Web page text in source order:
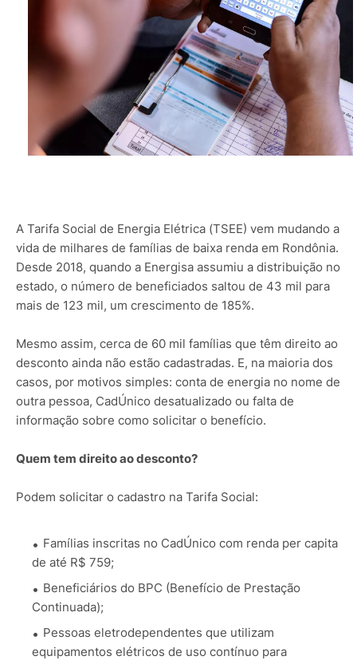
A Tarifa Social de Energia Elétrica (TSEE) vem mudando a
vida de milhares de famílias de baixa renda em Rondônia.
Desde 2018, quando a Energisa assumiu a distribuição no
estado, o número de beneficiados saltou de 43 mil para
mais de 123 mil, um crescimento de 185%.
Mesmo assim, cerca de 60 mil famílias que têm direito ao
desconto ainda não estão cadastradas. E, na maioria dos
casos, por motivos simples: conta de energia no nome de
outra pessoa, CadÚnico desatualizado ou falta de
informação sobre como solicitar o benefício.
Quem tem direito ao desconto?
Podem solicitar o cadastro na Tarifa Social:
Famílias inscritas no CadÚnico com renda per capita
de até R$ 759;
Beneficiários do BPC (Benefício de Prestação
Continuada);
Pessoas eletrodependentes que utilizam
equipamentos elétricos de uso contínuo para